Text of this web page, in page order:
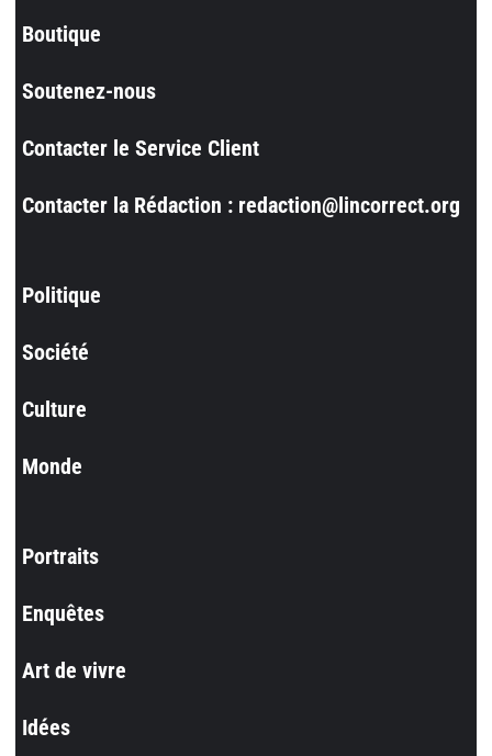
Boutique
Soutenez-nous
Contacter le Service Client
Contacter la Rédaction : redaction@lincorrect.org
Politique
Société
Culture
Monde
Portraits
Enquêtes
Art de vivre
Idées